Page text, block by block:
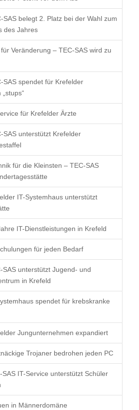
SAS belegt 2. Platz bei der Wahl zum
des Jahres
Veränderung – TEC-SAS wird zu
SAS spendet für Krefelder
für Krefelder Ärzte
SAS unterstützt Krefelder
für die Kleinsten – TEC-SAS
IT-Systemhaus unterstützt
IT-Dienstleistungen in Krefeld
für jeden Bedarf
SAS unterstützt Jugend- und
in Krefeld
spendet für krebskranke
Jungunternehmen expandiert
Trojaner bedrohen jeden PC
SAS IT-Service unterstützt Schüler
in Männerdomäne